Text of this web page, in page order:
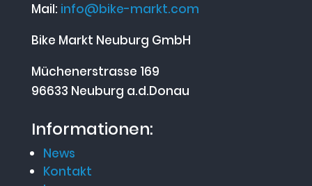
Mail: info@bike-markt.com
Bike Markt Neuburg GmbH
Müchenerstrasse 169
96633 Neuburg a.d.Donau
Informationen:
News
Kontakt